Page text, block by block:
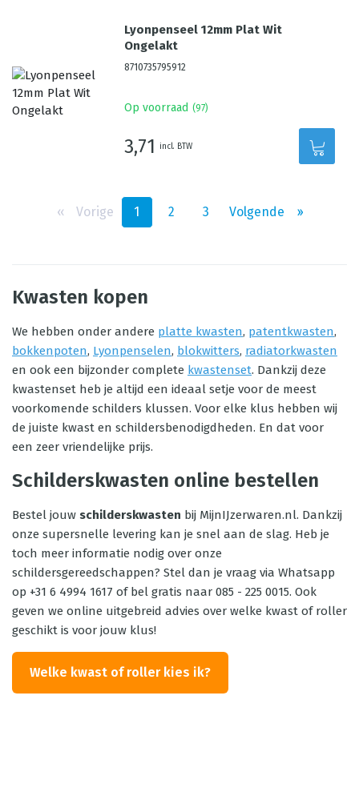
Lyonpenseel 12mm Plat Wit
Ongelakt
8710735795912
Op voorraad (97)
3,71 incl. BTW
‹‹ Vorige 1 2 3 Volgende ››
Kwasten kopen
We hebben onder andere platte kwasten, patentkwasten,
bokkenpoten, Lyonpenselen, blokwitters, radiatorkwasten
en ook een bijzonder complete kwastenset. Dankzij deze
kwastenset heb je altijd een ideaal setje voor de meest
voorkomende schilders klussen. Voor elke klus hebben wij
de juiste kwast en schildersbenodigdheden. En dat voor
een zeer vriendelijke prijs.
Schilderskwasten online bestellen
Bestel jouw schilderskwasten bij MijnIJzerwaren.nl. Dankzij
onze supersnelle levering kan je snel aan de slag. Heb je
toch meer informatie nodig over onze
schildersgereedschappen? Stel dan je vraag via Whatsapp
op +31 6 4994 1617 of bel gratis naar 085 - 225 0015. Ook
geven we online uitgebreid advies over welke kwast of roller
geschikt is voor jouw klus!
Welke kwast of roller kies ik?